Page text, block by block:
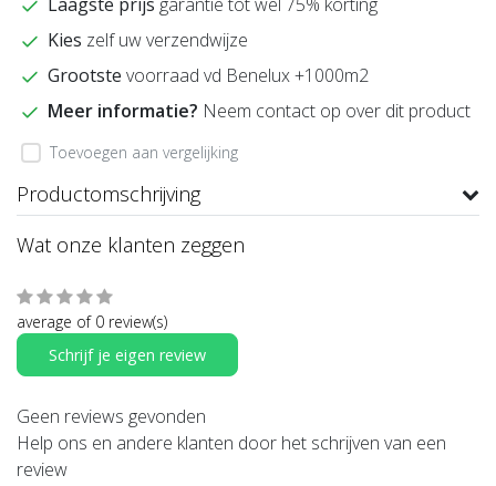
Laagste prijs garantie tot wel 75% korting
Kies zelf uw verzendwijze
Grootste voorraad vd Benelux +1000m2
Meer informatie? Neem contact op over dit product
Toevoegen aan vergelijking
Productomschrijving
Wat onze klanten zeggen
average of 0 review(s)
Schrijf je eigen review
Geen reviews gevonden
Help ons en andere klanten door het schrijven van een
review